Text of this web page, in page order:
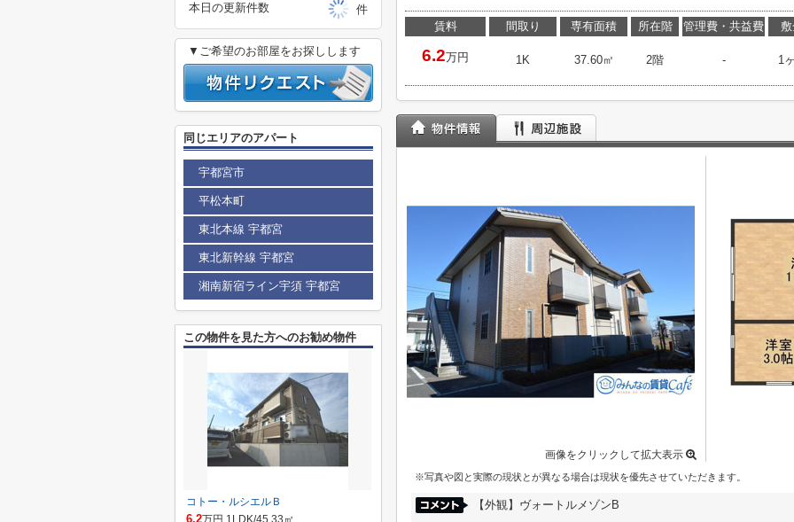
賃料
6.2万円
間取り
1K
専有面積
37.60㎡
所在階
2階
管理費・共益費
- 1
画像をクリックして拡大表示
※写真や図と実際の現状とが異なる場合は現状を優先させていただきます。
【外観】ヴォートルメゾンB
本日の更新件数
件
▼ご希望のお部屋をお探しします
同じエリアのアパート
宇都宮市
平松本町
東北本線 宇都宮
東北新幹線 宇都宮
湘南新宿ライン宇須 宇都宮
この物件を見た方へのお勧め物件
コトー・ルシエルＢ
6.2万円 1LDK/45.33㎡